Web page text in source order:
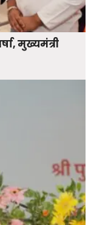
मुख्यमंत्री